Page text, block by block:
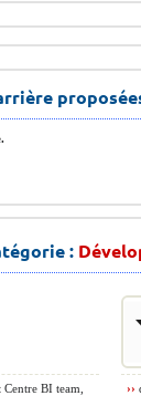
:
BI team,
››